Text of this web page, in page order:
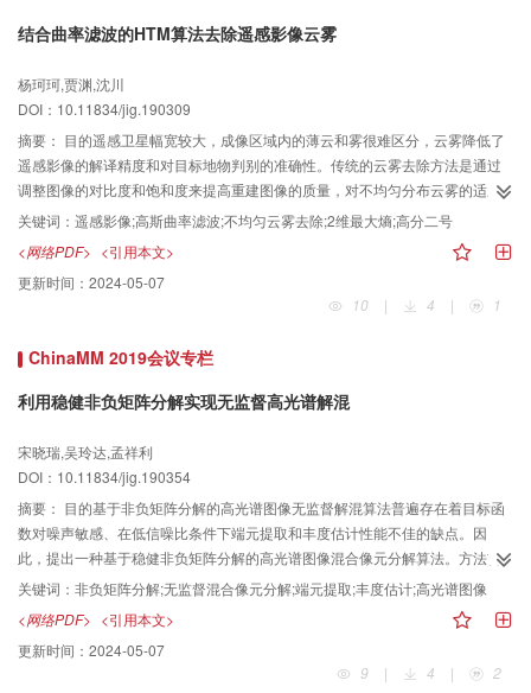
梯度下降算法对模型进行训练，最后利用训练好的模型提取区域土壤湿度数
和相应地面站点数据作为实验数据，选择线性回归模型、BP（back
propagation）神经网络模型作为对比模型开展数据实验，选择均方根误差作为
评价指标。实验结果表明，SMCNN的均方根误差为0.006 7，优于对比模型，
SMCNN模型在从风云影像中提取土壤湿度方面具有优势。结论本文利用卷积神
经网络分别构建用于反演地表温度和土壤湿度的子网络，再组成一个完整的土
壤湿度反演网络结构，从风云3D数据中获取数值精度、时空分辨率均较高的土
求。
结合曲率滤波的HTM算法去除遥感影像云雾
杨珂珂,贾渊,沈川
DOI：10.11834/jig.190309
摘要： 目的遥感卫星幅宽较大，成像区域内的薄云和雾很难区分，云雾降低了
遥感影像的解译精度和对目标地物判别的准确性。传统的云雾去除方法是通过
调整图像的对比度和饱和度来提高重建图像的质量，对不均匀分布云雾的适应
性不强。为此，本文以"高分二号"（GF-2）遥感数据为例，提出一种结合高斯
曲率滤波的雾度图（haze thickness map，HTM）求解算法。方法采用遥感影
像的红波段进行HTM求解，首先通过不重叠的滑动窗口对整幅图像取暗像素，
得到HTM估计值，利用高斯曲率滤波对其进行平滑，减少噪声干扰，保持地物
边缘特征，并通过插值运算恢复到原图尺寸；然后利用改进的2维最大熵自动确
通过HTM结果恢复出清晰影像。结果由目视判读结合评价指标进行评价，将改
进的暗原色先验法、传统的HTM算法与本文改进的方法在不同地区含云雾的遥
感影像上进行对比实验。本文改进方法所得结果与传统方法相比，灰度均值降
39.41%，对于不均匀遮挡的云雾去除具有较好效果。结论改进的方法能够去除
云雾干扰，有效改善影像数据的视觉效果，同时能够保留大量的细节信息，较
传统方法更优。
关键词： 遥感影像;高斯曲率滤波;不均匀云雾去除;2维最大熵;高分二号
<网络PDF> <引用本文>
更新时间： 2024-05-07
10
| 4 | 1
ChinaMM 2019会议专栏
利用稳健非负矩阵分解实现无监督高光谱解混
宋晓瑞,吴玲达,孟祥利
DOI：10.11834/jig.190354
摘要： 目的基于非负矩阵分解的高光谱图像无监督解混算法普遍存在着目标函
数对噪声敏感、在低信噪比条件下端元提取和丰度估计性能不佳的缺点。因
此，提出一种基于稳健非负矩阵分解的高光谱图像混合像元分解算法。方法首
先在传统基于非负矩阵分解的解混算法基础上，对目标函数加以改进，用更加
1
范数作为重建误差项，提高算法对噪声的适应能力，得到新的无监督
解混目标函数。针对新目标函数的非凸特性，利用梯度下降法对端元矩阵和丰
度矩阵交替迭代求解，进而完成优化求解，得到端元和丰度估计值。结果分别
利用模拟和真实高光谱数据，对算法性能进行定性和定量分析。在模拟数据集
关键词： 非负矩阵分解;无监督混合像元分解;端元提取;丰度估计;高光谱图像
<网络PDF> <引用本文>
更新时间： 2024-05-07
9
| 4 | 2